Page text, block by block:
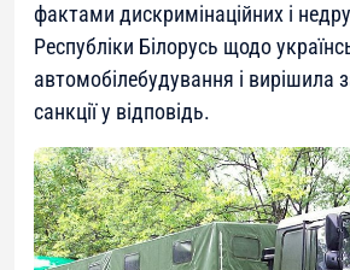
фактами дискримінаційних і
Республіки Білорусь щодо
автомобілебудування і вирішила
санкції у відповідь.